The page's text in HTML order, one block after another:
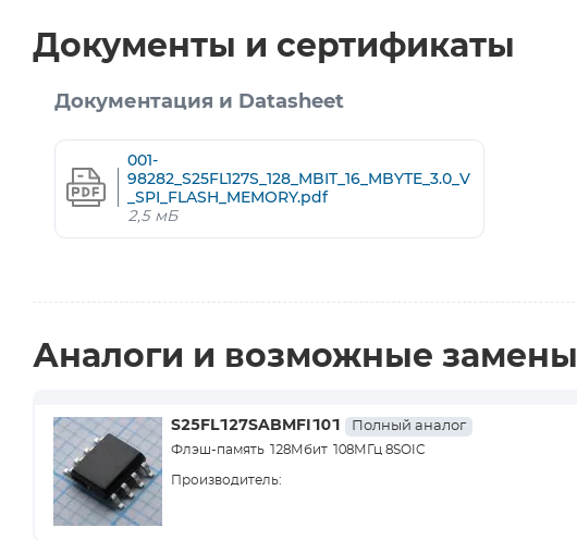
Документы и сертификаты
Документация и Datasheet
001-
98282_S25FL127S_128_MBIT_16_MBYTE_3.0_V
_SPI_FLASH_MEMORY.pdf
2,5 мБ
Аналоги и возможные замены
S25FL127SABMFI101 Полный аналог
Флэш-память 128Мбит 108МГц 8SOIC
Производитель: